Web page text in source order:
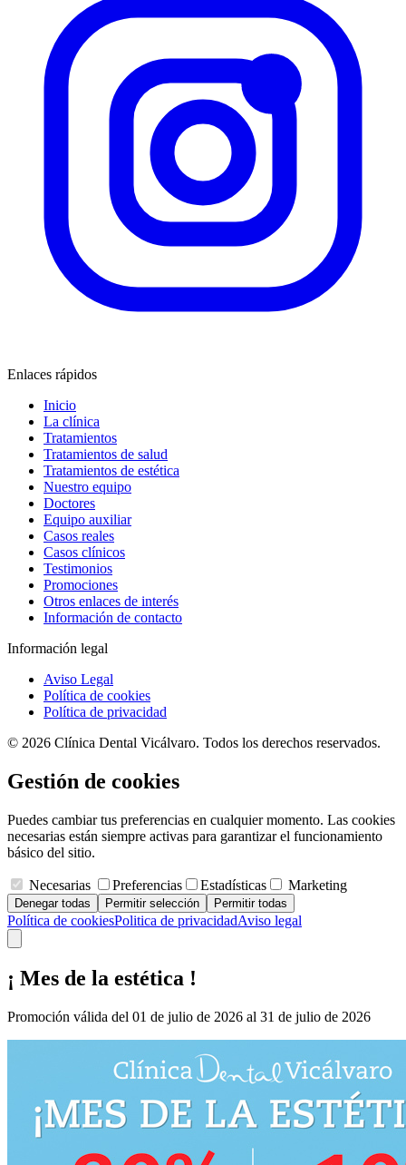
Enlaces rápidos
Inicio
La clínica
Tratamientos
Tratamientos de salud
Tratamientos de estética
Nuestro equipo
Doctores
Equipo auxiliar
Casos reales
Casos clínicos
Testimonios
Promociones
Otros enlaces de interés
Información de contacto
Información legal
Aviso Legal
Política de cookies
Política de privacidad
© 2026 Clínica Dental Vicálvaro. Todos los derechos reservados.
Gestión de cookies
Puedes cambiar tus preferencias en cualquier momento. Las cookies
necesarias están siempre activas para garantizar el funcionamiento
básico del sitio.
Necesarias Preferencias Estadísticas Marketing
Denegar todas Permitir selección Permitir todas
Política de cookiesPolitica de privacidadAviso legal
¡ Mes de la estética !
Promoción válida del 01 de julio de 2026 al 31 de julio de 2026